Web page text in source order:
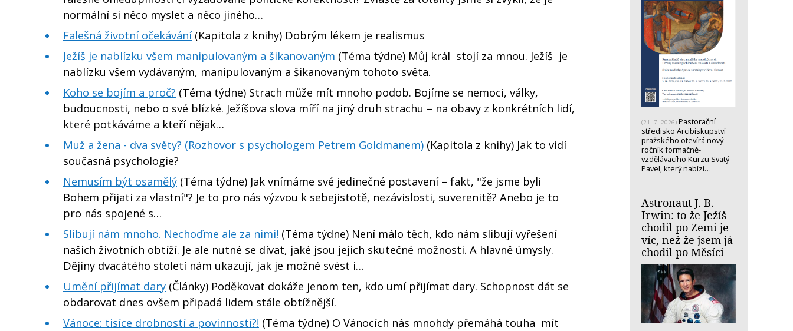
normální si něco myslet a něco jiného…
Falešná životní očekávání(Kapitola z knihy) Dobrým lékem je realismus
Ježíš je nablízku všem manipulovaným a šikanovaným (Téma týdne) Můj král stojí za mnou. Ježíš je
nablízku všem vydávaným, manipulovaným a šikanovaným tohoto světa.
Koho se bojím a proč? (Téma týdne) Strach může mít mnoho podob. Bojíme se nemoci, války,
budoucnosti, nebo o své blízké. Ježíšova slova míří na jiný druh strachu – na obavy z konkrétních lidí,
které potkáváme a kteří nějak…
Muž a žena - dva světy? (Rozhovor s psychologem Petrem Goldmanem) (Kapitola z knihy) Jak to vidí
současná psychologie?
Nemusím být osamělý (Téma týdne) Jak vnímáme své jedinečné postavení – fakt, "že jsme byli
Bohem přijati za vlastní"? Je to pro nás výzvou k sebejistotě, nezávislosti, suverenitě? Anebo je to
pro nás spojené s…
Slibují nám mnoho. Nechoďme ale za nimi! (Téma týdne) Není málo těch, kdo nám slibují vyřešení
našich životních obtíží. Je ale nutné se dívat, jaké jsou jejich skutečné možnosti. A hlavně úmysly.
Dějiny dvacátého století nám ukazují, jak je možné svést i…
Umění přijímat dary (Články) Poděkovat dokáže jenom ten, kdo umí přijímat dary. Schopnost dát se
obdarovat dnes ovšem připadá lidem stále obtížnější.
Vánoce: tisíce drobností a povinností?! (Téma týdne) O Vánocích nás mnohdy přemáhá touha mít
(21. 7. 2026) Pastorační
středisko Arcibiskupství
pražského otevírá nový
ročník formačně-
vzdělávacího Kurzu Svatý
Pavel, který nabízí…
Astronaut J. B.
Irwin: to že Ježíš
chodil po Zemi je
víc, než že jsem já
chodil po Měsíci